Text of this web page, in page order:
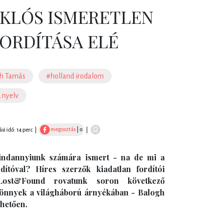
ISMERETLEN
ELÉ
Tamás #holland irodalom
nyelv
idő: 14 perc megosztás | 0
számára ismert - na de mi a
Híres szerzők kiadatlan fordítói
rovatunk soron következő
a világháború árnyékában - Balogh